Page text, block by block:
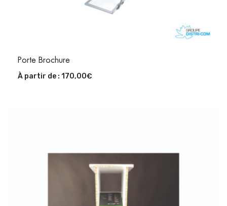
Porte Brochure
À partir de : 170,00€